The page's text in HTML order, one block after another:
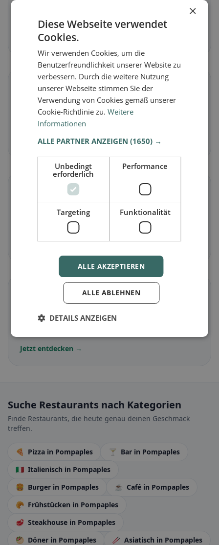
Pflanzliche Gerichte & vegane Küche
Jetzt entdecken →
Vegetarischin Pompaples
Fleischlose Gerichte & vegetarische Klassiker
Jetzt entdecken →
Glutenfreiin Pompaples
Glutenfreie Optionen & Community-Tipps
Halalin Pompaples
Jetzt entdecken →
Suche Restaurants nach Kategorien
Finde Restaurants, die heute genau deinen Geschmack
treffen.
🍕 Pizza in Pompaples 🍸 Bar in Pompaples
🇮🇹 Italienisch in Pompaples
🍔 Burger in Pompaples ☕ Café in Pompaples
🥐 Frühstücken in Pompaples
🥩 Steakhouse in Pompaples
🥙 Döner in Pompaples 🥢 Asiatisch in Pompaples
×
Diese Webseite verwendet
Cookies.
Wir verwenden Cookies, um die
Benutzerfreundlichkeit unserer Website zu
verbessern. Durch die weitere Nutzung
unserer Webseite stimmen Sie der
Verwendung von Cookies gemäß unserer
Cookie-Richtlinie zu.Weitere
Informationen
ALLE PARTNER ANZEIGEN(1650) →
Unbedingt
erforderlich
Performance
Targeting Funktionalität
ALLE AKZEPTIEREN
ALLE ABLEHNEN
DETAILS ANZEIGEN